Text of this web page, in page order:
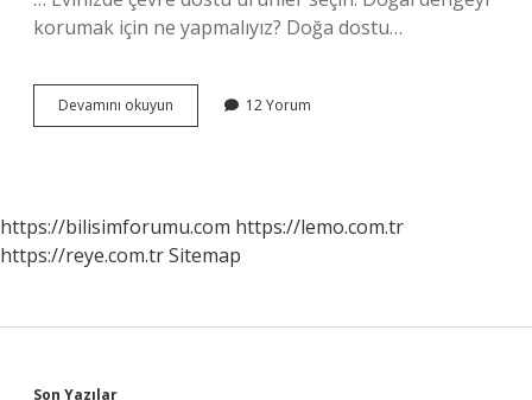
korumak için ne yapmalıyız? Doğa dostu…
Devamını okuyun
Korumak
12 Yorum
https://bilisimforumu.com https://lemo.com.tr
https://reye.com.trSitemap
Son Yazılar